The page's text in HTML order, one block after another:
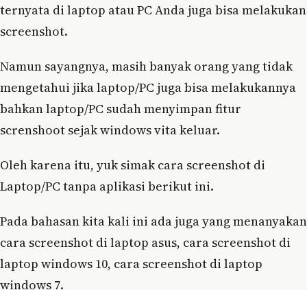
ternyata di laptop atau PC Anda juga bisa melakukan
screenshot.
Namun sayangnya, masih banyak orang yang tidak
mengetahui jika laptop/PC juga bisa melakukannya
bahkan laptop/PC sudah menyimpan fitur
screnshoot sejak windows vita keluar.
Oleh karena itu, yuk simak cara screenshot di
Laptop/PC tanpa aplikasi berikut ini.
Pada bahasan kita kali ini ada juga yang menanyakan
cara screenshot di laptop asus, cara screenshot di
laptop windows 10, cara screenshot di laptop
windows 7.